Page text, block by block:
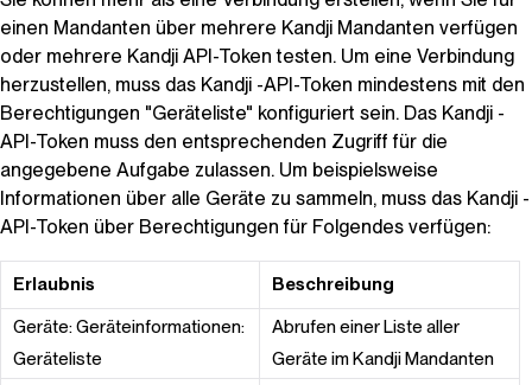
einen Mandanten über mehrere Kandji Mandanten verfügen
oder mehrere Kandji API-Token testen. Um eine Verbindung
herzustellen, muss das Kandji -API-Token mindestens mit den
Berechtigungen "Geräteliste" konfiguriert sein. Das Kandji -
API-Token muss den entsprechenden Zugriff für die
angegebene Aufgabe zulassen. Um beispielsweise
Informationen über alle Geräte zu sammeln, muss das Kandji -
API-Token über Berechtigungen für Folgendes verfügen:
Erlaubnis
Beschreibung
Geräte: Geräteinformationen:
Geräteliste
Abrufen einer Liste aller
Geräte im Kandji Mandanten